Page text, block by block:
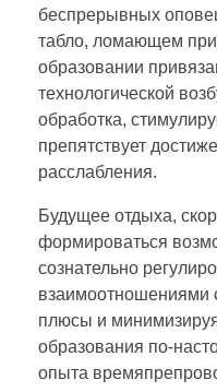
беспрерывных
табло, ломающем
образовании
технологической
обработка,
препятствует
расслабления.
Будущее отдыха,
формироваться
сознательно
взаимоотношениями
плюсы и
образования по-
опыта